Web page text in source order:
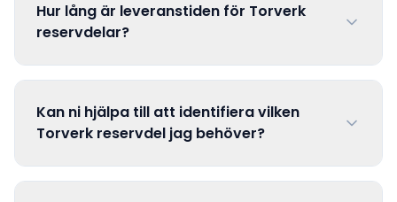
Hur lång är leveranstiden för Torverk
reservdelar?
Kan ni hjälpa till att identifiera vilken
Torverk reservdel jag behöver?